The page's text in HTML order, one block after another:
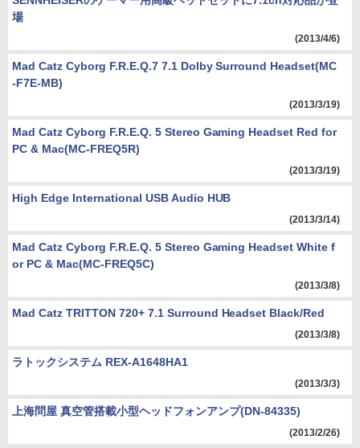
場
(2013/4/6)
Mad Catz Cyborg F.R.E.Q.7 7.1 Dolby Surround Headset(MC
-F7E-MB)
(2013/3/19)
Mad Catz Cyborg F.R.E.Q. 5 Stereo Gaming Headset Red for
PC & Mac(MC-FREQ5R)
(2013/3/19)
High Edge International USB Audio HUB
(2013/3/14)
Mad Catz Cyborg F.R.E.Q. 5 Stereo Gaming Headset White f
or PC & Mac(MC-FREQ5C)
(2013/3/8)
Mad Catz TRITTON 720+ 7.1 Surround Headset Black/Red
(2013/3/8)
ラトックシステム REX-A1648HA1
(2013/3/3)
上海問屋 真空管搭載小型ヘッドフォンアンプ(DN-84335)
(2013/2/26)